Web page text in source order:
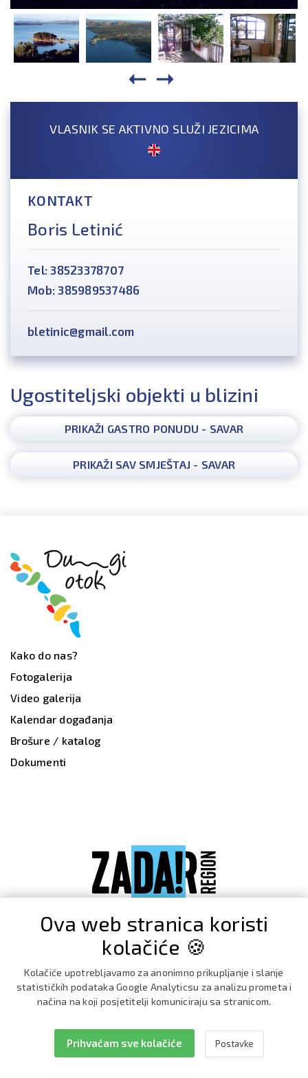
VLASNIK SE AKTIVNO SLUŽI JEZICIMA
KONTAKT
Boris Letinić
Tel: 38523378707
Mob: 385989537486
bletinic@gmail.com
Ugostiteljski objekti u blizini
PRIKAŽI GASTRO PONUDU - SAVAR
PRIKAŽI SAV SMJEŠTAJ - SAVAR
Kako do nas?
Fotogalerija
Video galerija
Kalendar događanja
Brošure / katalog
Dokumenti
Ova web stranica koristi
kolačiće 🍪
Kolačiće upotrebljavamo za anonimno prikupljanje i slanje
statističkih podataka Google Analyticsu za analizu prometa i
načina na koji posjetitelji komuniciraju sa stranicom.
Prihvaćam sve kolačiće Postavke